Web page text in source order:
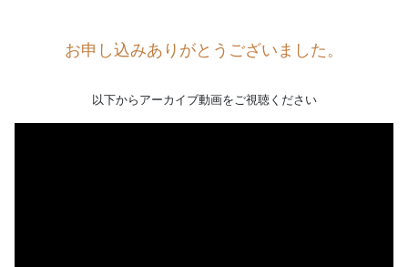
お申し込みありがとうございました。
以下からアーカイブ動画をご視聴ください